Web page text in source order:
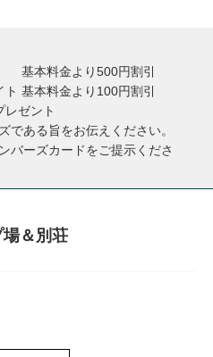
本料金より500円割引
金より100円割引
ゼント
ある旨をお伝えください。
バーズカードをご提示くださ
＆別荘